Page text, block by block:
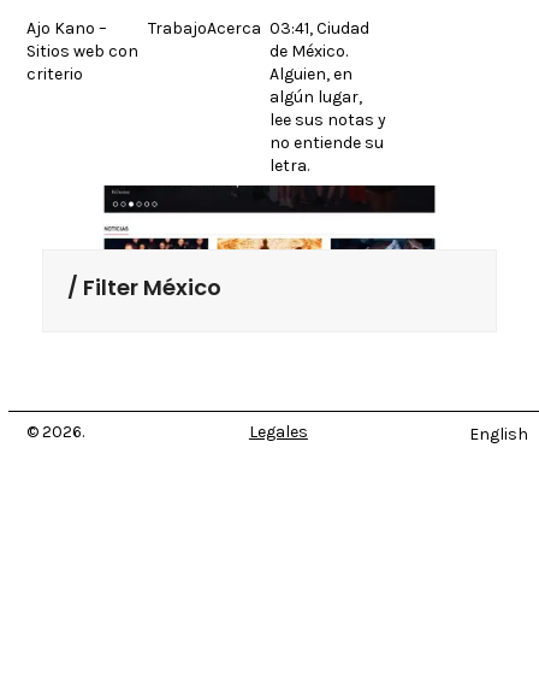
content
Ajo Kano –
Sitios web con
criterio
TrabajoAcerca 03:41, Ciudad
de México.
Alguien, en
algún lugar,
lee sus notas y
no entiende su
letra.
Filter México
© 2026. Legales English